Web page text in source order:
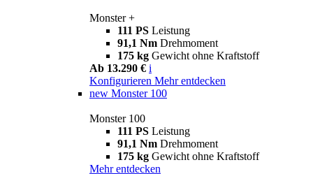
Monster +
111 PS Leistung
91,1 Nm Drehmoment
175 kg Gewicht ohne Kraftstoff
Ab 13.290 € i
Konfigurieren Mehr entdecken
new Monster 100
Monster 100
111 PS Leistung
91,1 Nm Drehmoment
175 kg Gewicht ohne Kraftstoff
Mehr entdecken